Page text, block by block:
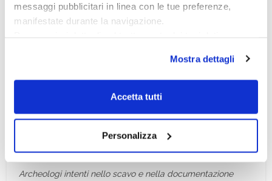
messaggi pubblicitari in linea con le tue preferenze,
manifestate durante la navigazione.
scelte privacy sui cookie, ti invitiamo a prendere visione
dell’informativa cookie.
Chiudendo il banner tramite la “X” prosegui la
dei soli cookie tecnici. Selezionando “Accetta tutti” presti
il tuo consenso alla profilazione che potrai revocare in
ogni momentoRevoca
Mostra dettagli
Accetta tutti
Personalizza
Archeologi intenti nello scavo e nella documentazione